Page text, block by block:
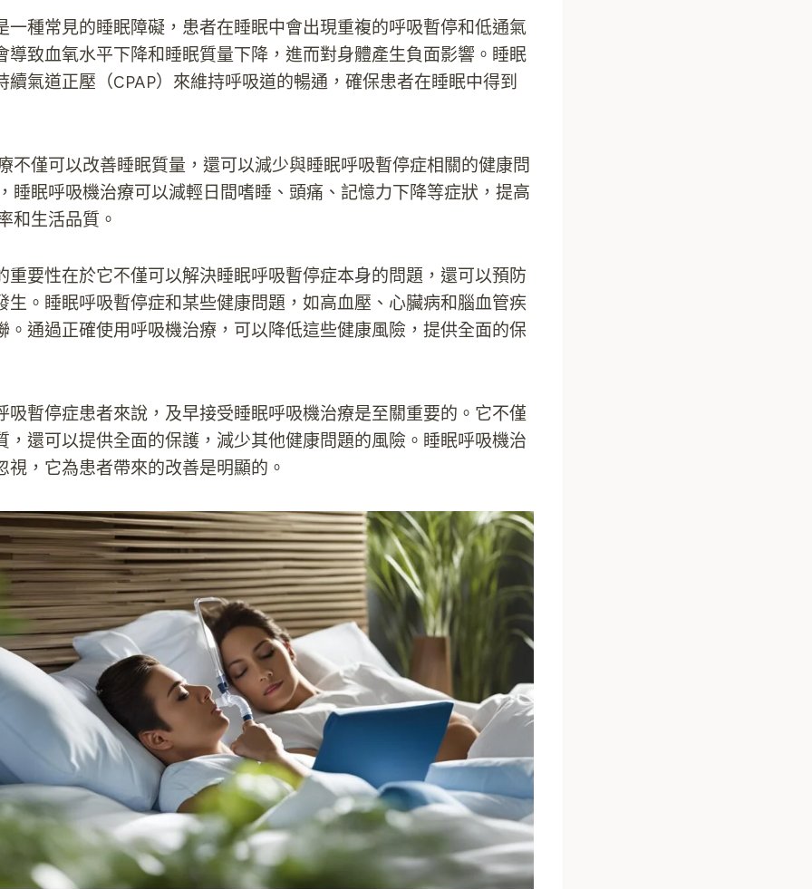
一種常見的睡眠障礙，患者在睡眠中會出現重複的呼吸暫停和低通氣
導致血氧水平下降和睡眠質量下降，進而對身體產生負面影響。睡眠
續氣道正壓（CPAP）來維持呼吸道的暢通，確保患者在睡眠中得到
不僅可以改善睡眠質量，還可以減少與睡眠呼吸暫停症相關的健康問
睡眠呼吸機治療可以減輕日間嗜睡、頭痛、記憶力下降等症狀，提高
和生活品質。
重要性在於它不僅可以解決睡眠呼吸暫停症本身的問題，還可以預防
生。睡眠呼吸暫停症和某些健康問題，如高血壓、心臟病和腦血管疾
。通過正確使用呼吸機治療，可以降低這些健康風險，提供全面的保
吸暫停症患者來說，及早接受睡眠呼吸機治療是至關重要的。它不僅
，還可以提供全面的保護，減少其他健康問題的風險。睡眠呼吸機治
視，它為患者帶來的改善是明顯的。